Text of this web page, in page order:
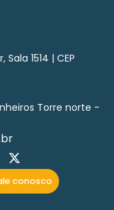
Sala 1514 | CEP
Torre norte -
conosco